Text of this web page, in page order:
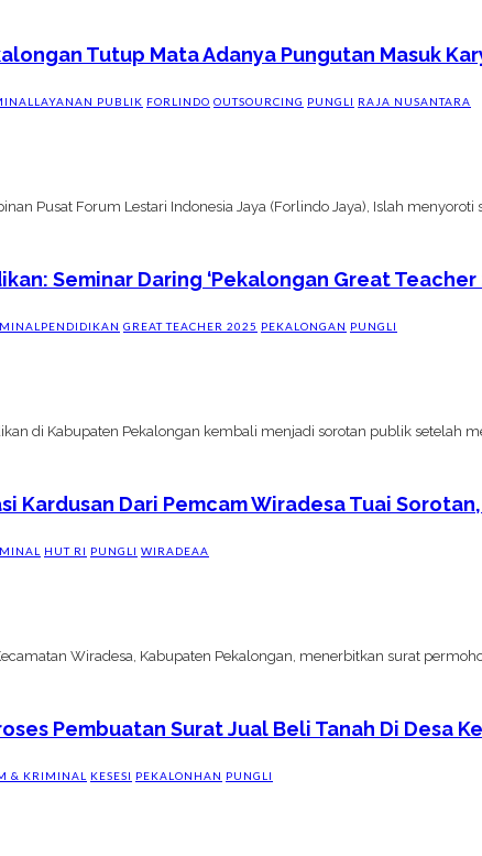
Tutup Mata Adanya Pungutan Masuk
LAYANAN PUBLIK FORLINDO OUTSOURCING PUNGLI RAJA NUSANTARA
Pusat Forum Lestari Indonesia Jaya (Forlindo Jaya), Islah
Seminar Daring ‘Pekalongan Great Teacher
PENDIDIKAN GREAT TEACHER 2025 PEKALONGAN PUNGLI
di Kabupaten Pekalongan kembali menjadi sorotan publik setelah
Kardusan Dari Pemcam Wiradesa Tuai
HUT RI PUNGLI WIRADEAA
Wiradesa, Kabupaten Pekalongan, menerbitkan surat
Pembuatan Surat Jual Beli Tanah Di Desa
& KRIMINAL KESESI PEKALONHAN PUNGLI